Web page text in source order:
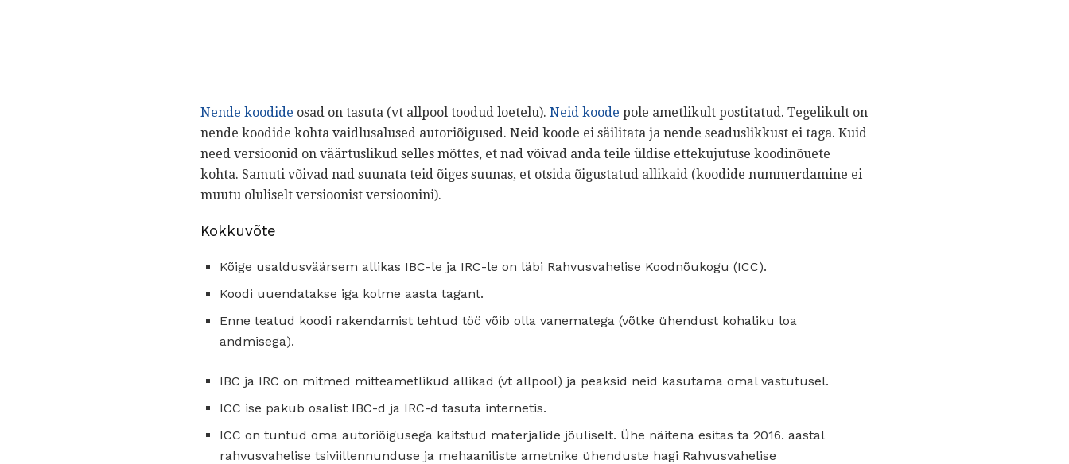
Nende koodide osad on tasuta (vt allpool toodud loetelu). Neid koode pole ametlikult postitatud. Tegelikult on
nende koodide kohta vaidlusalused autoriõigused. Neid koode ei säilitata ja nende seaduslikkust ei taga. Kuid
need versioonid on väärtuslikud selles mõttes, et nad võivad anda teile üldise ettekujutuse koodinõuete
kohta. Samuti võivad nad suunata teid õiges suunas, et otsida õigustatud allikaid (koodide nummerdamine ei
muutu oluliselt versioonist versioonini).
Kokkuvõte
Kõige usaldusväärsem allikas IBC-le ja IRC-le on läbi Rahvusvahelise Koodnõukogu (ICC).
Koodi uuendatakse iga kolme aasta tagant.
Enne teatud koodi rakendamist tehtud töö võib olla vanematega (võtke ühendust kohaliku loa
andmisega).
IBC ja IRC on mitmed mitteametlikud allikad (vt allpool) ja peaksid neid kasutama omal vastutusel.
ICC ise pakub osalist IBC-d ja IRC-d tasuta internetis.
ICC on tuntud oma autoriõigusega kaitstud materjalide jõuliselt. Ühe näitena esitas ta 2016. aastal
rahvusvahelise tsiviillennunduse ja mehaaniliste ametnike ühenduste hagi Rahvusvahelise